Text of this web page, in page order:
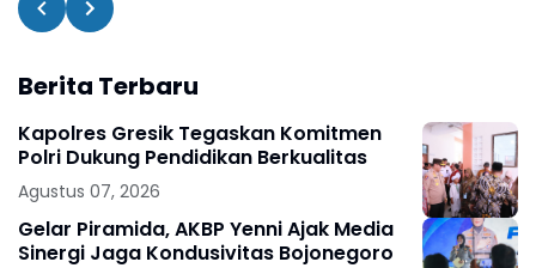
Berita Terbaru
Kapolres Gresik Tegaskan Komitmen
Polri Dukung Pendidikan Berkualitas
Agustus 07, 2026
Gelar Piramida, AKBP Yenni Ajak Media
Sinergi Jaga Kondusivitas Bojonegoro